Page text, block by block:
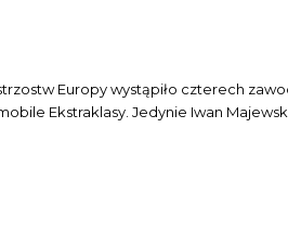
Europy wystąpiło czterech
Ekstraklasy. Jedynie Iwan